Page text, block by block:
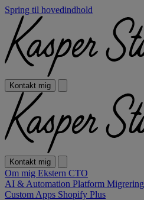
Spring til hovedindhold
Kontakt mig
Kontakt mig
Om mig Ekstern CTO
AI & Automation Platform Migrering
Custom Apps Shopify Plus